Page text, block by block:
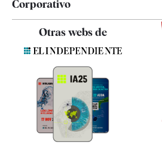
Corporativo
Quiénes somos
Especificaciones
Otras webs de